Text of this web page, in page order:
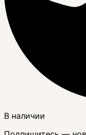
В наличии